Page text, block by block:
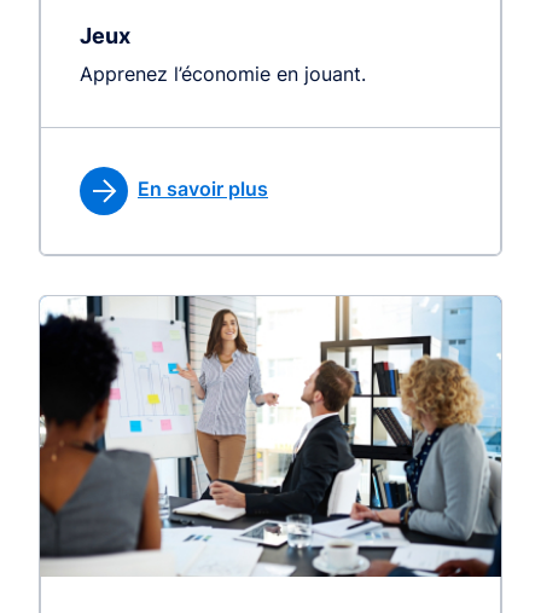
Jeux
Apprenez l’économie en jouant.
En savoir plus